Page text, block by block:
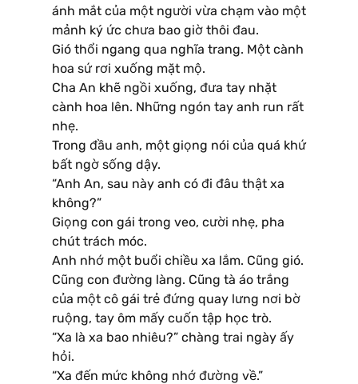
ánh mắt của một người vừa chạm vào một
mảnh ký ức chưa bao giờ thôi đau.
Gió thổi ngang qua nghĩa trang. Một cành
hoa sứ rơi xuống mặt mộ.
Cha An khẽ ngồi xuống, đưa tay nhặt
cành hoa lên. Những ngón tay anh run rất
nhẹ.
Trong đầu anh, một giọng nói của quá khứ
bất ngờ sống dậy.
“Anh An, sau này anh có đi đâu thật xa
không?”
Giọng con gái trong veo, cười nhẹ, pha
chút trách móc.
Anh nhớ một buổi chiều xa lắm. Cũng gió.
Cũng con đường làng. Cũng tà áo trắng
của một cô gái trẻ đứng quay lưng nơi bờ
ruộng, tay ôm mấy cuốn tập học trò.
“Xa là xa bao nhiêu?” chàng trai ngày ấy
hỏi.
“Xa đến mức không nhớ đường về.”